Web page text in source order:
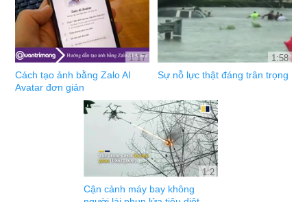
1:17
Cách tạo ảnh bằng Zalo AI
Avatar đơn giản
1:58
Sự nỗ lực thật đáng trân trọng
1:2
Cận cảnh máy bay không